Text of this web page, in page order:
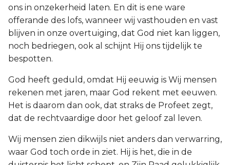
ons in onzekerheid laten. En dit is ene ware
offerande des lofs, wanneer wij vasthouden en vast
blijven in onze overtuiging, dat God niet kan liggen,
noch bedriegen, ook al schijnt Hij ons tijdelijk te
bespotten.
God heeft geduld, omdat Hij eeuwig is Wij mensen
rekenen met jaren, maar God rekent met eeuwen.
Het is daarom dan ook, dat straks de Profeet zegt,
dat de rechtvaardige door het geloof zal leven.
Wij mensen zien dikwijls niet anders dan verwarring,
waar God toch orde in ziet. Hij is het, die in de